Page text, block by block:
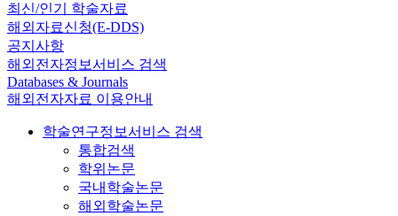
최신/인기 학술자료
해외자료신청(E-DDS)
공지사항
해외전자정보서비스 검색
Databases & Journals
해외전자자료 이용안내
학술연구정보서비스 검색
통합검색
학위논문
국내학술논문
해외학술논문